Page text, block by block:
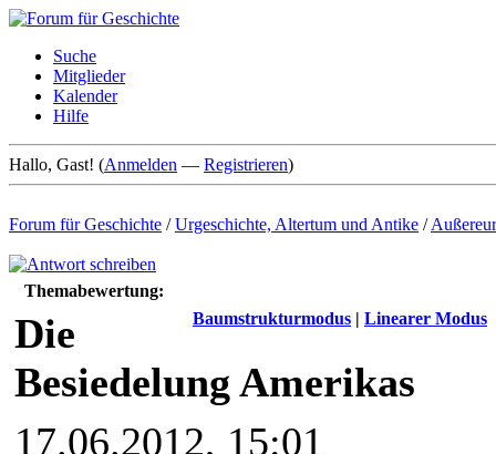
Suche
Mitglieder
Kalender
Hilfe
Hallo, Gast! (Anmelden — Registrieren)
Forum für Geschichte /Urgeschichte, Altertum und Antike /
Themabewertung:
Baumstrukturmodus | Linearer Modus
Die
Besiedelung Amerikas
17.06.2012, 15:01